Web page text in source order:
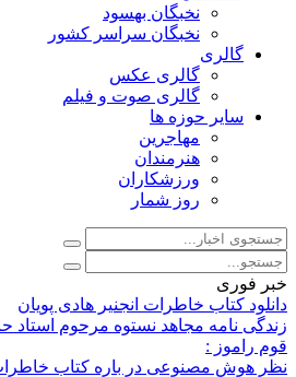
نخبگان بهسود
نخبگان سراسر کشور
گالری
گالری عکس
گالری صوت و فیلم
سایر حوزه ها
مهاجرین
هنرمندان
ورزشکاران
روز شمار
خبر فوری
دانلود کتاب خاطرات انجنیر هادی پویان
زندگی نامه مجاهد نستوه مرحوم استاد
قوم راموز :
نظر هوش مصنوعی در باره کتاب